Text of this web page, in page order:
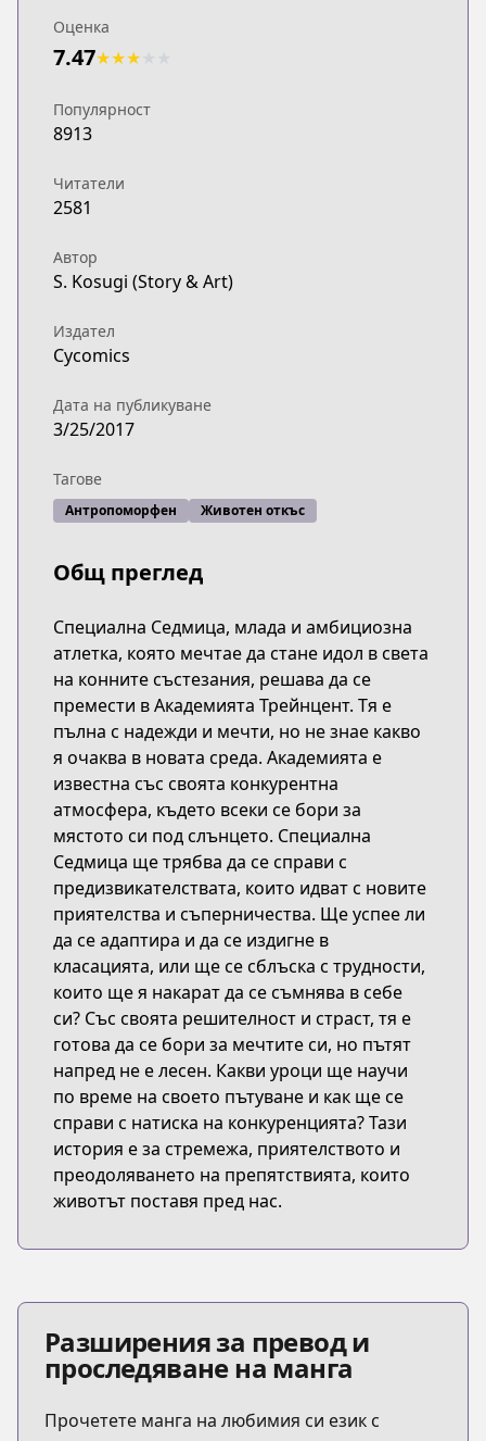
Оценка
7.47★★★
Популярност
8913
Читатели
2581
Автор
S. Kosugi (Story & Art)
Издател
Cycomics
Дата на публикуване
3/25/2017
Тагове
Антропоморфен Животен откъс
Общ преглед
Специална Седмица, млада и амбициозна
атлетка, която мечтае да стане идол в света
на конните състезания, решава да се
премести в Академията Трейнцент. Тя е
пълна с надежди и мечти, но не знае какво
я очаква в новата среда. Академията е
известна със своята конкурентна
атмосфера, където всеки се бори за
мястото си под слънцето. Специална
Седмица ще трябва да се справи с
предизвикателствата, които идват с новите
приятелства и съперничества. Ще успее ли
да се адаптира и да се издигне в
класацията, или ще се сблъска с трудности,
които ще я накарат да се съмнява в себе
си? Със своята решителност и страст, тя е
готова да се бори за мечтите си, но пътят
напред не е лесен. Какви уроци ще научи
по време на своето пътуване и как ще се
справи с натиска на конкуренцията? Тази
история е за стремежа, приятелството и
преодоляването на препятствията, които
животът поставя пред нас.
Разширения за превод и
проследяване на манга
Прочетете манга на любимия си език с